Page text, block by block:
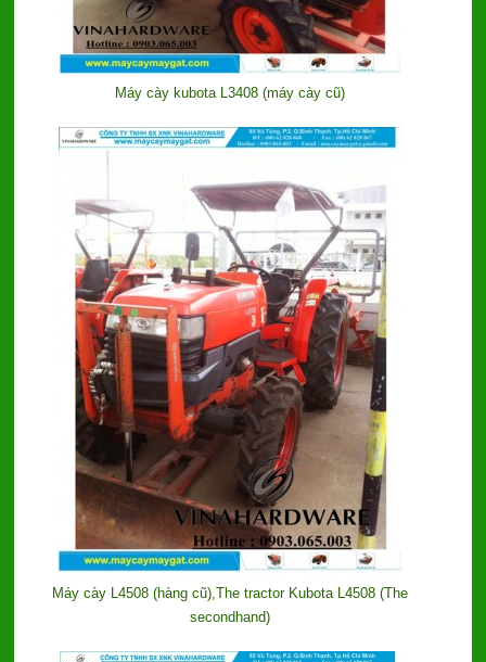
Máy cày kubota L3408 (máy cày cũ)
Máy cày L4508 (hàng cũ),The tractor Kubota L4508 (The
secondhand)